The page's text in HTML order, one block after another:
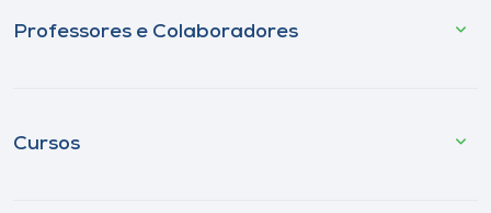
Professores e Colaboradores
Cursos